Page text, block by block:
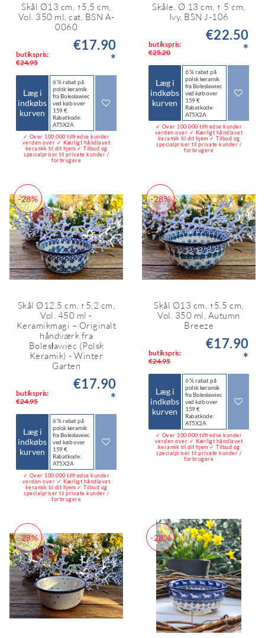
Skål Ø13 cm, ↑5,5 cm,
Vol. 350 ml, cat, BSN A-
0060
butikspris:
€24.95
€17.90
*
Læg i
indkøbs
kurven
6 % rabat på
polsk keramik
fra Bolesławiec
ved køb over
159 €
Rabatkode:
AT5X2A
✓ Over 100.000 tilfredse kunder
verden over ✓ Kærligt håndlavet
keramik til dit hjem ✓ Tilbud og
specialpriser til private kunder /
forbrugere
Skåle, Ø 13 cm, ↑ 5 cm,
Ivy, BSN J-106
butikspris:
€25.20
€22.50
*
Læg i
indkøbs
kurven
6 % rabat på
polsk keramik
fra Bolesławiec
ved køb over
159 €
Rabatkode:
AT5X2A
✓ Over 100.000 tilfredse kunder
verden over ✓ Kærligt håndlavet
keramik til dit hjem ✓ Tilbud og
specialpriser til private kunder /
forbrugere
-28%
Skål Ø12,5 cm, ↑5,2 cm,
Vol. 450 ml -
Keramikmagi – Originalt
håndværk fra
Bolesławiec (Polsk
Keramik) - Winter
Garten
butikspris:
€24.95
€17.90
*
Læg i
indkøbs
kurven
6 % rabat på
polsk keramik
fra Bolesławiec
ved køb over
159 €
Rabatkode:
AT5X2A
✓ Over 100.000 tilfredse kunder
verden over ✓ Kærligt håndlavet
keramik til dit hjem ✓ Tilbud og
specialpriser til private kunder /
forbrugere
-28%
Skål Ø13 cm, ↑5,5 cm,
Vol. 350 ml, Autumn
Breeze
butikspris:
€24.95
€17.90
*
Læg i
indkøbs
kurven
6 % rabat på
polsk keramik
fra Bolesławiec
ved køb over
159 €
Rabatkode:
AT5X2A
✓ Over 100.000 tilfredse kunder
verden over ✓ Kærligt håndlavet
keramik til dit hjem ✓ Tilbud og
specialpriser til private kunder /
forbrugere
-28% -28%